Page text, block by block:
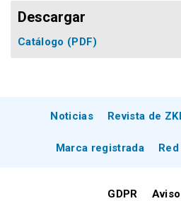
Descargar
Catálogo (PDF)
Noticias Revista de
Marca registrada
GDPR